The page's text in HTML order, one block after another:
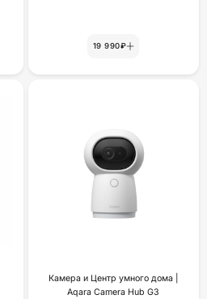
19 990₽
Камера и Центр умного дома |
Aqara Camera Hub G3